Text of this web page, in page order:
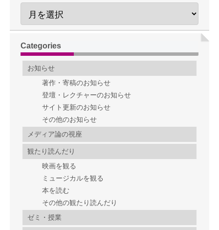
Categories
お知らせ
著作・寄稿のお知らせ
登壇・レクチャーのお知らせ
サイト更新のお知らせ
その他のお知らせ
メディア論の視座
観たり読んだり
映画を観る
ミュージカルを観る
本を読む
その他の観たり読んだり
ゼミ・授業